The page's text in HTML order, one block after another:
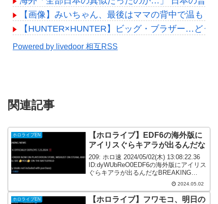
【画像】みいちゃん、最後はママの背中で温も
【HUNTER×HUNTER】ビッグ・ブラザー…どう
Powered by livedoor 相互RSS
関連記事
ホロライブEN
【ホロライブ】EDF6の海外版に
アイリスぐらキアラが出るんだな
209: ホロ速 2024/05/02(木) 13:08:22.36
ID:dyWUbReO0EDF6の海外版にアイリス
ぐらキアラが出るんだなBREAKING
NEWSEDF 6 OFFICIALLY DEPLOYS
2024.05.02
ホロライブEN
【ホロライブ】フワモコ、明日の